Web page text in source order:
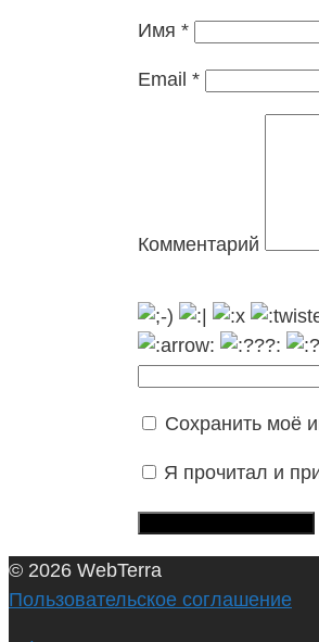
Имя *
Email *
Комментарий
Сохранить моё
Я прочитал и
© 2026 WebTerra
Пользовательское соглашение